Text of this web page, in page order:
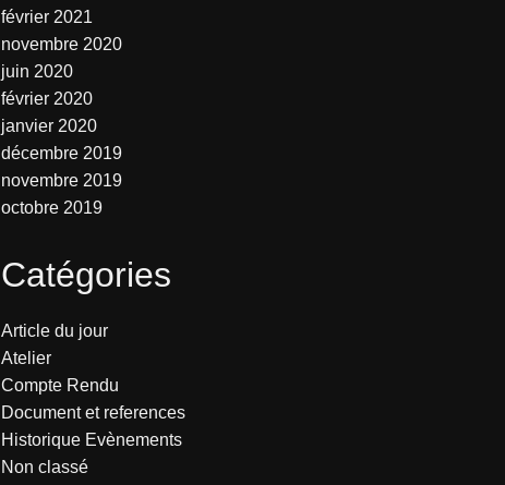
février 2021
novembre 2020
juin 2020
février 2020
janvier 2020
décembre 2019
novembre 2019
octobre 2019
Catégories
Article du jour
Atelier
Compte Rendu
Document et references
Historique Evènements
Non classé